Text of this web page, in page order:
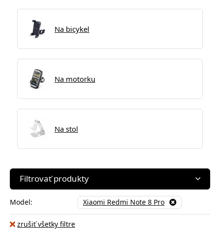
Na bicykel
Na motorku
Na stol
Filtrovať produkty
Model: Xiaomi Redmi Note 8 Pro
zrušiť všetky filtre